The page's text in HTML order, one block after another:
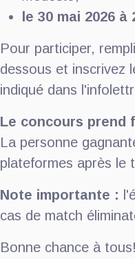
le 30 mai 2026 à
Pour participer,
dessous et inscrivez
indiqué dans
Le concours prend
La personne
plateformes après le
Note importante :
cas de match
Bonne chance à tous!